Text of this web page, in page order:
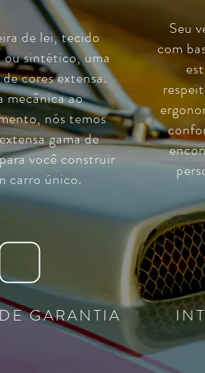
de lei, tecido
sintético, uma
cores extensa.
mecânica ao
nós temos
gama de
você construir
carro único.
GARANTIA
Seu
com